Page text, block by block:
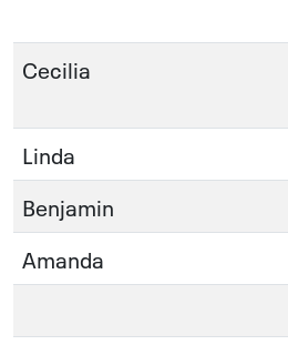
Cecilia
Linda
Benjamin
Amanda